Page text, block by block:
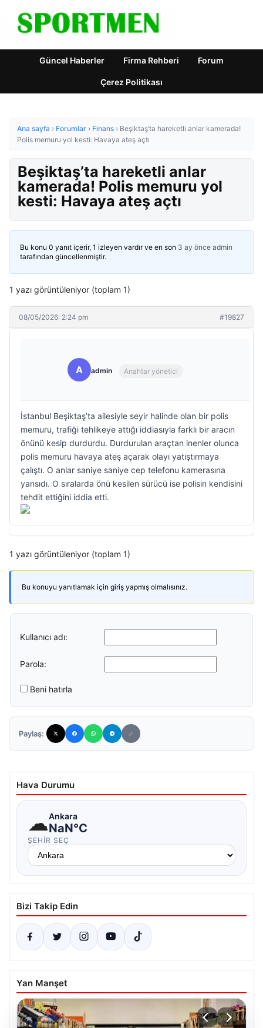
Güncel Haberler Firma Rehberi Forum
Çerez Politikası
Ana sayfa › Forumlar › Finans › Beşiktaş’ta hareketli anlar kamerada!
Polis memuru yol kesti: Havaya ateş açtı
Beşiktaş’ta hareketli anlar
kamerada! Polis memuru yol
kesti: Havaya ateş açtı
Bu konu 0 yanıt içerir, 1 izleyen vardır ve en son 3 ay önce admin
tarafından güncellenmiştir.
1 yazı görüntüleniyor (toplam 1)
08/05/2026: 2:24 pm #19827
A admin Anahtar yönetici
İstanbul Beşiktaş’ta ailesiyle seyir halinde olan bir polis
memuru, trafiği tehlikeye attığı iddiasıyla farklı bir aracın
önünü kesip durdurdu. Durdurulan araçtan inenler olunca
polis memuru havaya ateş açarak olayı yatıştırmaya
çalıştı. O anlar saniye saniye cep telefonu kamerasına
yansıdı. O sıralarda önü kesilen sürücü ise polisin kendisini
tehdit ettiğini iddia etti.
1 yazı görüntüleniyor (toplam 1)
Bu konuyu yanıtlamak için giriş yapmış olmalısınız.
Kullanıcı adı:
Parola:
Beni hatırla
Paylaş:
Hava Durumu
☁Ankara
NaN°C
ŞEHIR SEÇ
Bizi Takip Edin
Yan Manşet